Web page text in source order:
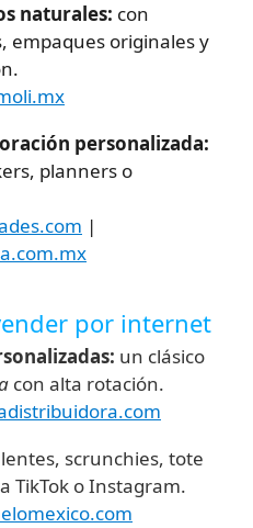
naturales: con
empaques originales y
personalizada:
planners o
|
por internet
un clásico
con alta rotación.
lentes, scrunchies, tote
TikTok o Instagram.